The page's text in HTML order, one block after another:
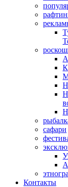
сафари
Контакты